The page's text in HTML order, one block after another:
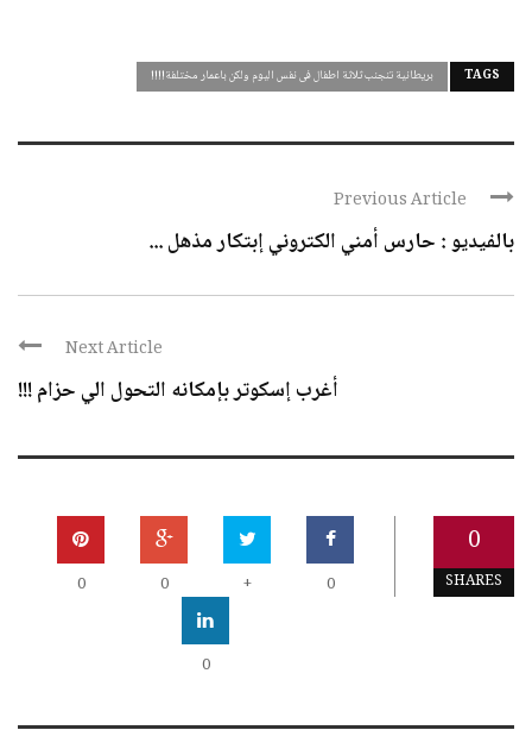
TAGS بريطانية تنجنب ثلاثة اطفال فى نفس اليوم ولكن باعمار مختلفة!!!!
Previous Article
بالفيديو : حارس أمني الكتروني إبتكار مذهل ...
Next Article
أغرب إسكوتر بإمكانه التحول الي حزام !!!
0
SHARES
0
+
0
0
0